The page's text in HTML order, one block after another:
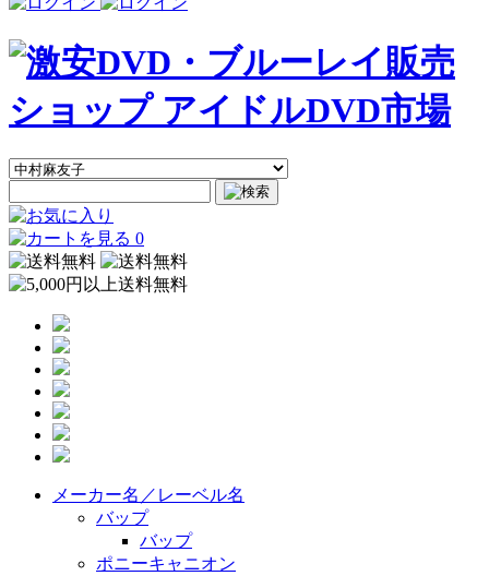
0
メーカー名／レーベル名
バップ
バップ
ポニーキャニオン